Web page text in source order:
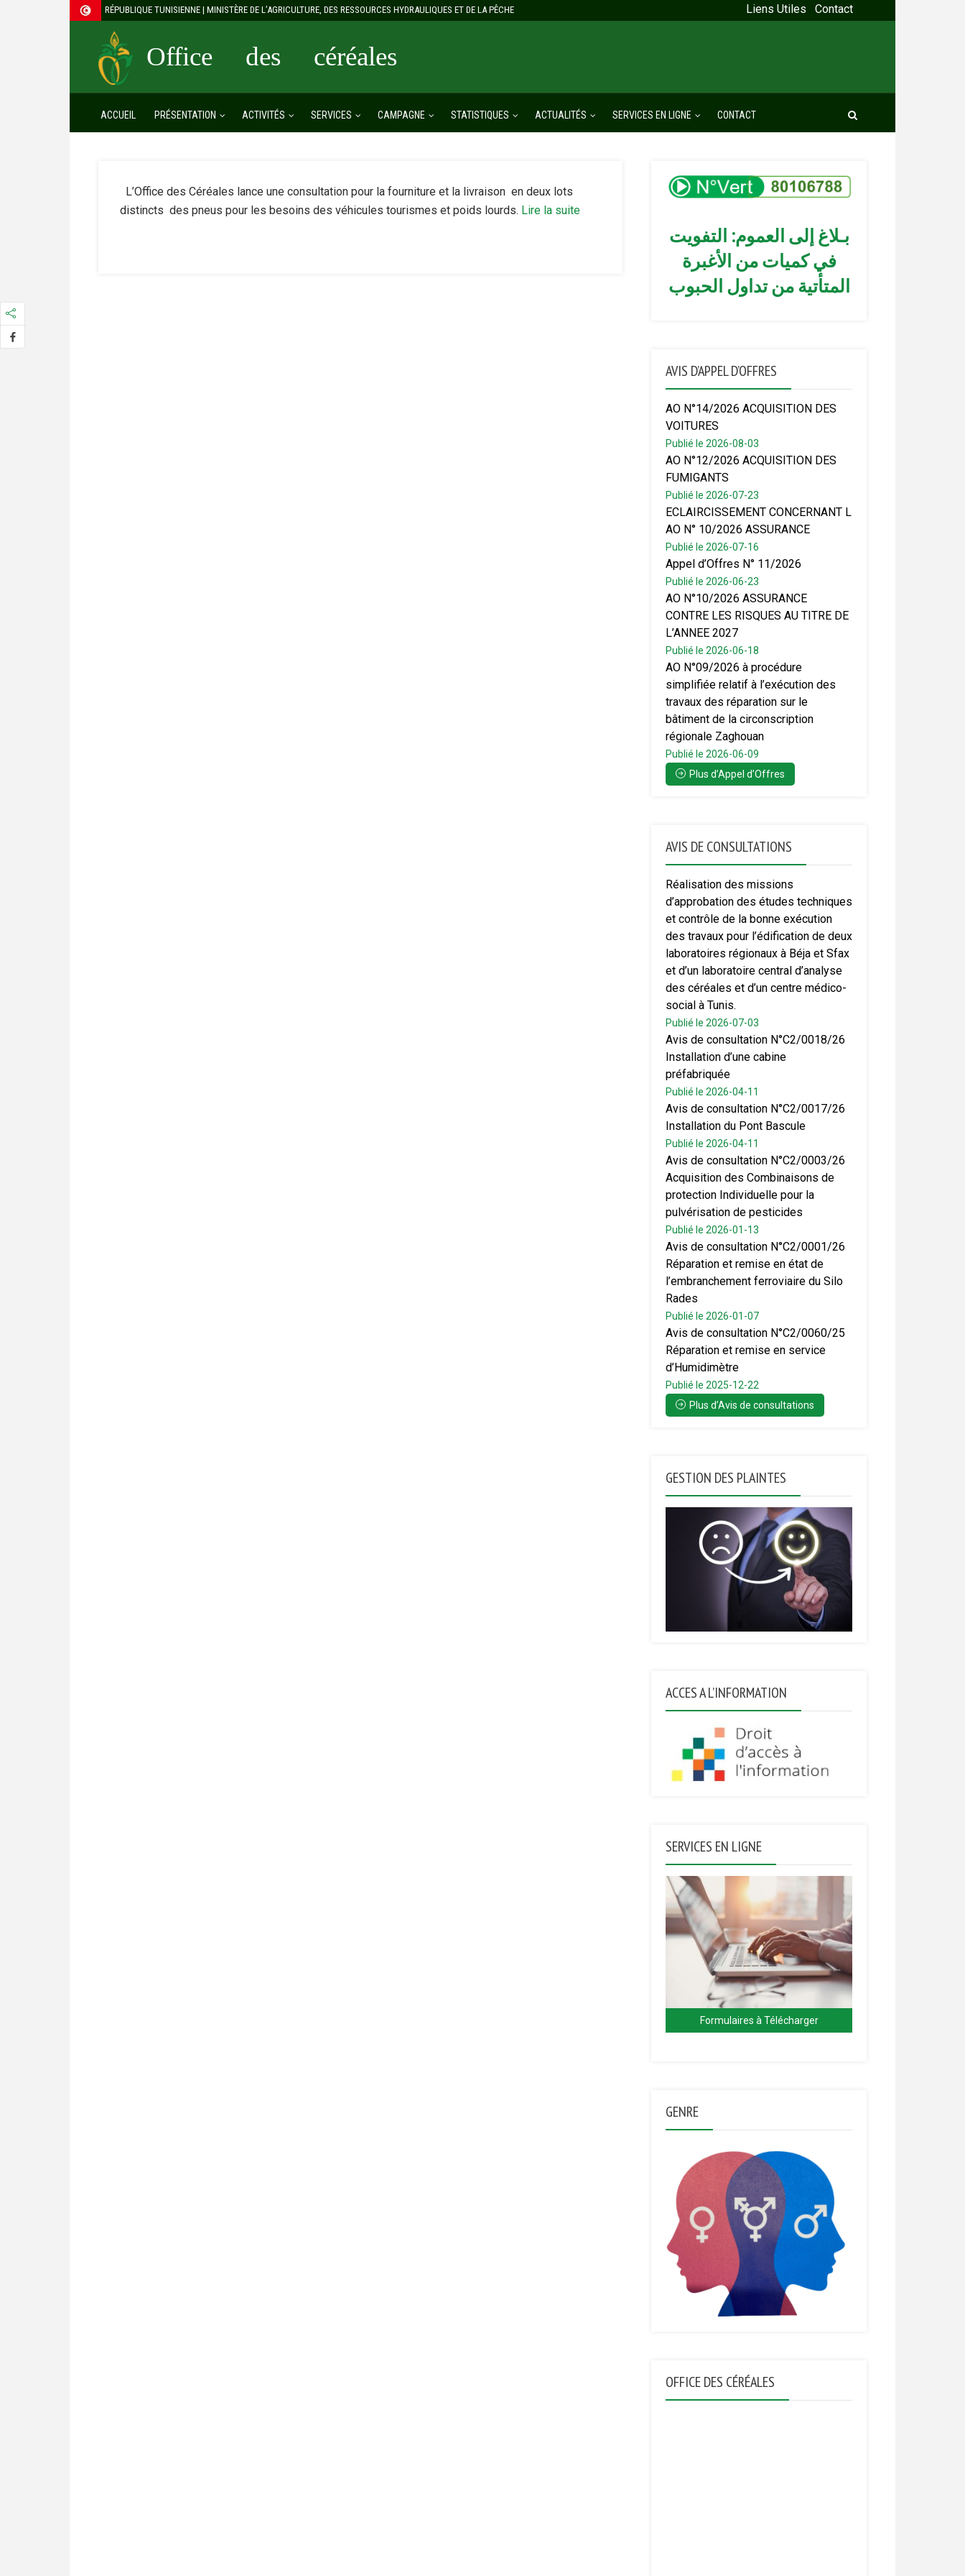
RÉPUBLIQUE TUNISIENNE | MINISTÈRE DE L’AGRICULTURE, DES RESSOURCES HYDRAULIQUES ET DE LA PÊCHE Liens Utiles Contact
Office des céréales
ACCUEIL PRÉSENTATION ACTIVITÉS SERVICES CAMPAGNE STATISTIQUES ACTUALITÉS SERVICES EN LIGNE CONTACT
L’Office des Céréales lance une consultation pour la fourniture et la livraison en deux lots
distincts des pneus pour les besoins des véhicules tourismes et poids lourds. Lire la suite
بـلاغ إلى العموم: التفويت
في كميات من الأغبرة
المتأتية من تداول الحبوب
AVIS D’APPEL D’OFFRES
AO N°14/2026 ACQUISITION DES
VOITURES
Publié le 2026-08-03
AO N°12/2026 ACQUISITION DES
FUMIGANTS
Publié le 2026-07-23
ECLAIRCISSEMENT CONCERNANT L
AO N° 10/2026 ASSURANCE
Publié le 2026-07-16
Appel d’Offres N° 11/2026
Publié le 2026-06-23
AO N°10/2026 ASSURANCE
CONTRE LES RISQUES AU TITRE DE
L’ANNEE 2027
Publié le 2026-06-18
AO N°09/2026 à procédure
simplifiée relatif à l’exécution des
travaux des réparation sur le
bâtiment de la circonscription
régionale Zaghouan
Publié le 2026-06-09
Plus d’Appel d’Offres
AVIS DE CONSULTATIONS
Réalisation des missions
d’approbation des études techniques
et contrôle de la bonne exécution
des travaux pour l’édification de deux
laboratoires régionaux à Béja et Sfax
et d’un laboratoire central d’analyse
des céréales et d’un centre médico-
social à Tunis.
Publié le 2026-07-03
Avis de consultation N°C2/0018/26
Installation d’une cabine
préfabriquée
Publié le 2026-04-11
Avis de consultation N°C2/0017/26
Installation du Pont Bascule
Publié le 2026-04-11
Avis de consultation N°C2/0003/26
Acquisition des Combinaisons de
protection Individuelle pour la
pulvérisation de pesticides
Publié le 2026-01-13
Avis de consultation N°C2/0001/26
Réparation et remise en état de
l’embranchement ferroviaire du Silo
Rades
Publié le 2026-01-07
Avis de consultation N°C2/0060/25
Réparation et remise en service
d’Humidimètre
Publié le 2025-12-22
Plus d’Avis de consultations
GESTION DES PLAINTES
ACCES A L’INFORMATION
SERVICES EN LIGNE
Formulaires à Télécharger
GENRE
OFFICE DES CÉRÉALES